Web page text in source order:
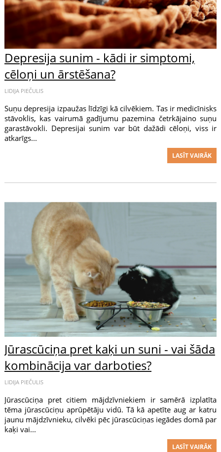
Depresija sunim - kādi ir simptomi,
cēloņi un ārstēšana?
LIDIJA PIEČULIS
Suņu depresija izpaužas līdzīgi kā cilvēkiem. Tas ir medicīnisks
stāvoklis, kas vairumā gadījumu pazemina četrkājaino suņu
garastāvokli. Depresijai sunim var būt dažādi cēloņi, viss ir
atkarīgs...
LASĪT VAIRĀK
Jūrascūciņa pret kaķi un suni - vai šāda
kombinācija var darboties?
LIDIJA PIEČULIS
Jūrascūciņa pret citiem mājdzīvniekiem ir samērā izplatīta
tēma jūrascūciņu aprūpētāju vidū. Tā kā apetīte aug ar katru
jaunu mājdzīvnieku, cilvēki pēc jūrascūciņas iegādes domā par
kaķi vai...
LASĪT VAIRĀK